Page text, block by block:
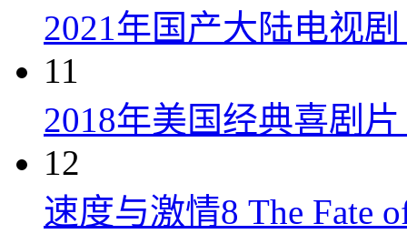
2021年国产大陆电视
11
2018年美国经典喜剧
12
速度与激情8 The Fate